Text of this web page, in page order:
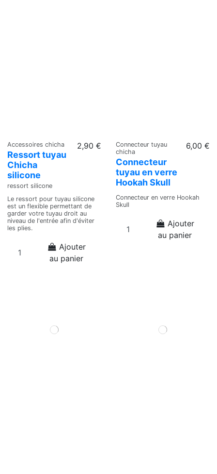
Accessoires chicha
Ressort tuyau
Chicha
silicone
ressort silicone
2,90 €
Le ressort pour tuyau silicone
est un flexible permettant de
garder votre tuyau droit au
niveau de l'entrée afin d'éviter
les plies.
Ajouter
au panier
Connecteur tuyau
chicha
Connecteur
tuyau en verre
Hookah Skull
6,00 €
Connecteur en verre Hookah
Skull
Ajouter
au panier